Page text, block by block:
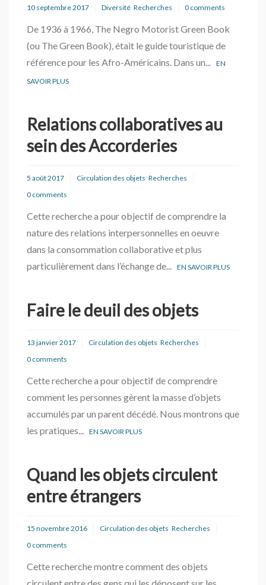
10 septembre 2017 Diversité Recherches 0 comments
De 1936 à 1966, The Negro Motorist Green Book
(ou The Green Book), était le guide touristique de
référence pour les Afro-Américains. Dans un... EN
SAVOIR PLUS
Relations collaboratives au
sein des Accorderies
5 août 2017 Circulation des objets Recherches
0 comments
Cette recherche a pour objectif de comprendre la
nature des relations interpersonnelles en oeuvre
dans la consommation collaborative et plus
particulièrement dans l’échange de... EN SAVOIR PLUS
Faire le deuil des objets
13 janvier 2017 Circulation des objets Recherches
0 comments
Cette recherche a pour objectif de comprendre
comment les personnes gèrent la masse d’objets
accumulés par un parent décédé. Nous montrons que
les pratiques... EN SAVOIR PLUS
Quand les objets circulent
entre étrangers
15 novembre 2016 Circulation des objets Recherches
0 comments
Cette recherche montre comment des objets